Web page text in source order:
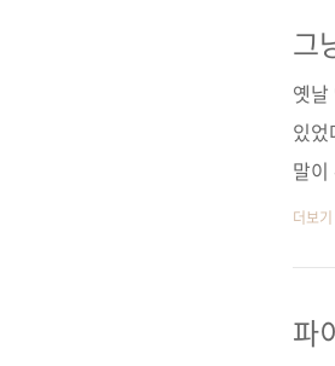
록
그
옛날
있
말
도
려 4
더보기
파